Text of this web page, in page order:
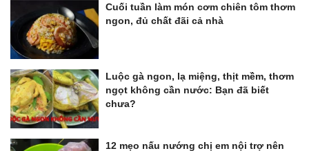
Cuối tuần làm món cơm chiên tôm thơm
ngon, đủ chất đãi cả nhà
Luộc gà ngon, lạ miệng, thịt mềm, thơm
ngọt không cần nước: Bạn đã biết
chưa?
12 mẹo nấu nướng chị em nội trợ nên